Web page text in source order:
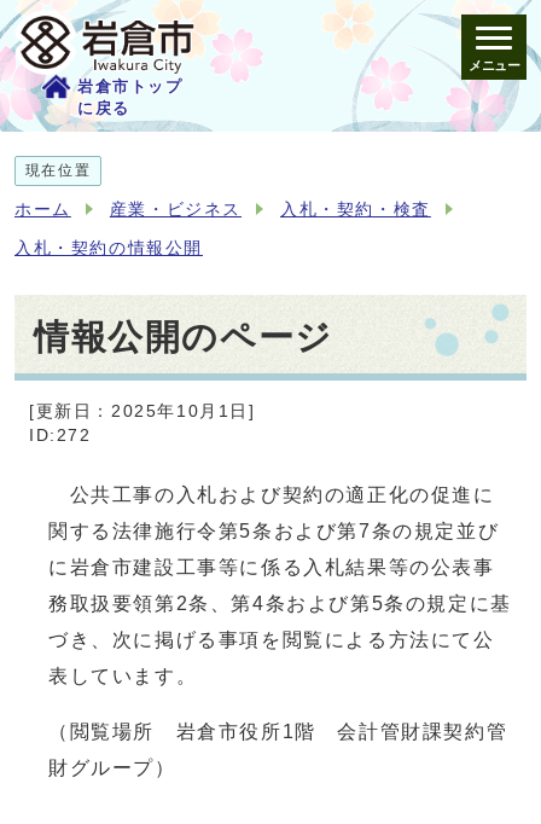
岩倉市トップ
に戻る
メニュー
現在位置
ホーム 産業・ビジネス 入札・契約・検査
入札・契約の情報公開
情報公開のページ
[更新日：2025年10月1日]
ID:272
公共工事の入札および契約の適正化の促進に
関する法律施行令第5条および第7条の規定並び
に岩倉市建設工事等に係る入札結果等の公表事
務取扱要領第2条、第4条および第5条の規定に基
づき、次に掲げる事項を閲覧による方法にて公
表しています。
（閲覧場所 岩倉市役所1階 会計管財課契約管
財グループ）